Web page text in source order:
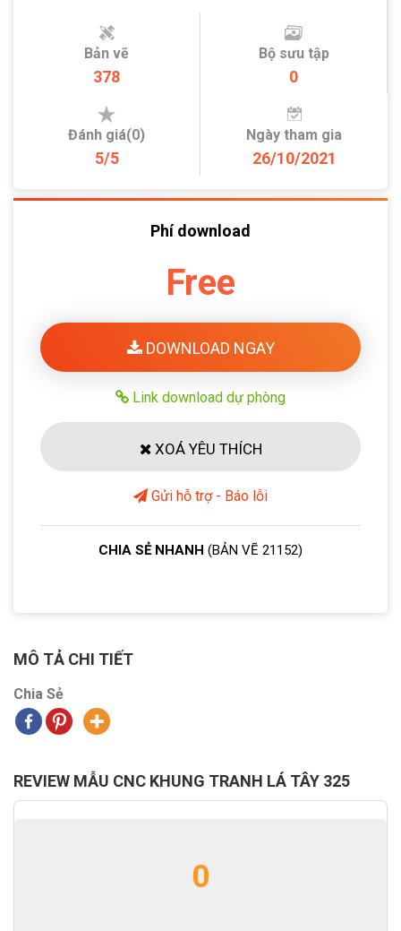
Bản vẽ
378
Bộ sưu tập
0
Đánh giá(0)
5/5
Ngày tham gia
26/10/2021
Phí download
Free
DOWNLOAD NGAY
Link download dự phòng
XOÁ YÊU THÍCH
Gửi hỗ trợ - Báo lỗi
CHIA SẺ NHANH (BẢN VẼ 21152)
MÔ TẢ CHI TIẾT
Chia Sẻ
REVIEW MẪU CNC KHUNG TRANH LÁ TÂY 325
0